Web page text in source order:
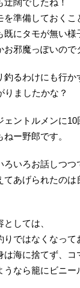
闊でしたね！
準備しておくこ
既にタモが無い
邪魔っぽいので
釣るわけにも行
りましたかな？
ントルメンに
ー野郎です。
いろお話しつつ
てあげられたの
しては、
りではなくなっ
海に捨てず、コ
なら籠にビニー